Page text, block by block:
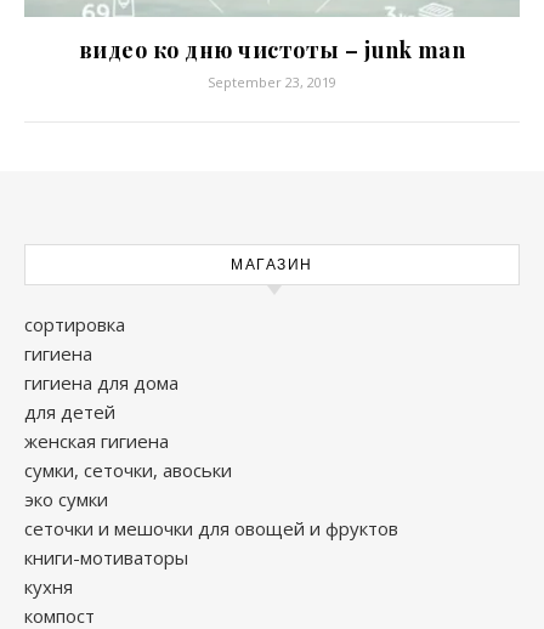
видео ко дню чистоты – junk man
September 23, 2019
МАГАЗИН
сортировка
гигиена
гигиена для дома
для детей
женская гигиена
сумки, сеточки, авоськи
эко сумки
сеточки и мешочки для овощей и фруктов
книги-мотиваторы
кухня
компост